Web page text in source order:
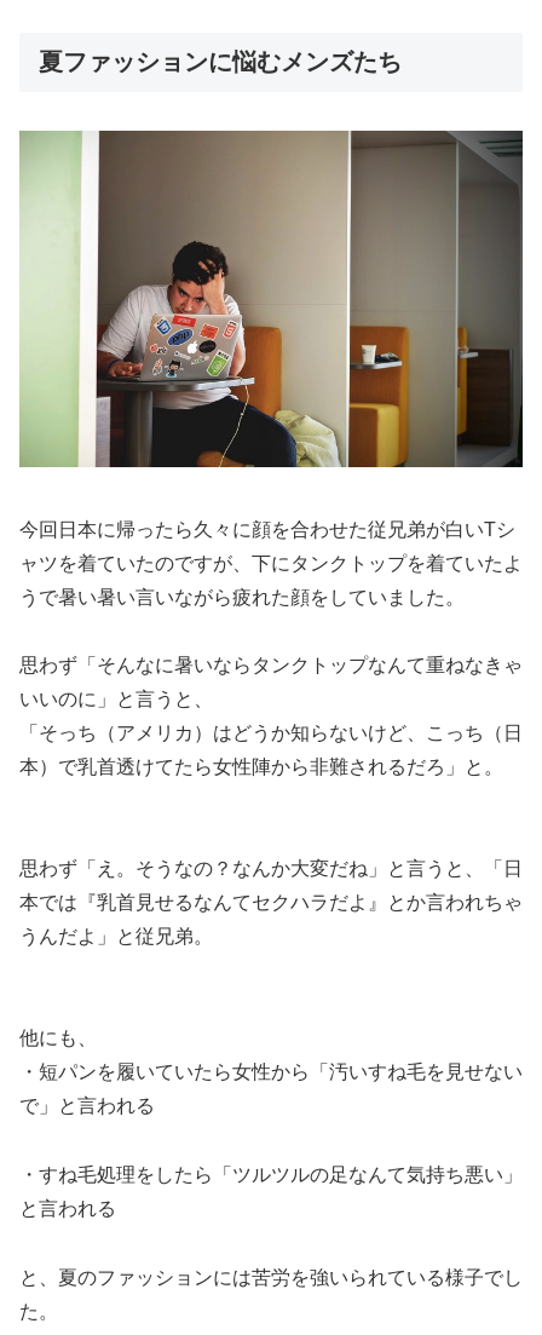
夏ファッションに悩むメンズたち
今回日本に帰ったら久々に顔を合わせた従兄弟が白いTシ
ャツを着ていたのですが、下にタンクトップを着ていたよ
うで暑い暑い言いながら疲れた顔をしていました。
思わず「そんなに暑いならタンクトップなんて重ねなきゃ
いいのに」と言うと、
「そっち（アメリカ）はどうか知らないけど、こっち（日
本）で乳首透けてたら女性陣から非難されるだろ」と。
思わず「え。そうなの？なんか大変だね」と言うと、「日
本では『乳首見せるなんてセクハラだよ』とか言われちゃ
うんだよ」と従兄弟。
他にも、
・短パンを履いていたら女性から「汚いすね毛を見せない
で」と言われる
・すね毛処理をしたら「ツルツルの足なんて気持ち悪い」
と言われる
と、夏のファッションには苦労を強いられている様子でし
た。